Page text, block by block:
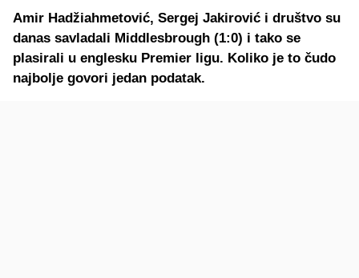
Amir Hadžiahmetović, Sergej Jakirović i društvo su
danas savladali Middlesbrough (1:0) i tako se
plasirali u englesku Premier ligu. Koliko je to čudo
najbolje govori jedan podatak.